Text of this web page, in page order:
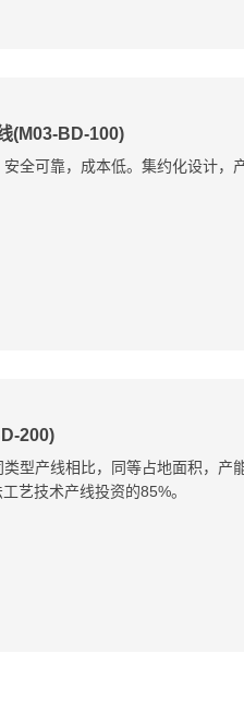
(M03-BD-100)
全可靠，成本低。集约化设计，
200)
型产线相比，同等占地面积，产
艺技术产线投资的85%。